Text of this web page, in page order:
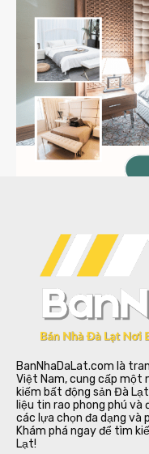
BanNhaDaLat.com là
Việt Nam, cung cấp một
kiếm bất động sản Đà
liệu tin rao phong phú và
các lựa chọn đa dạng và
Khám phá ngay để tìm
Lạt!